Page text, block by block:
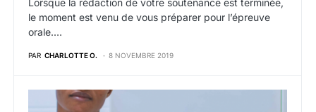
Lorsque la rédaction de votre soutenance est terminée,
le moment est venu de vous préparer pour l’épreuve
orale.…
PAR CHARLOTTE O. 8 NOVEMBRE 2019